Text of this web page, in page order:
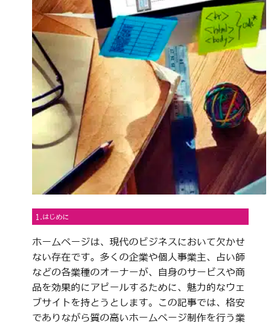
1.はじめに
ホームページは、現代のビジネスにおいて欠かせ
ない存在です。多くの企業や個人事業主、占い師
などの各業種のオーナーが、自身のサービスや商
品を効果的にアピールするために、魅力的なウェ
ブサイトを持とうとします。この記事では、格安
でありながら質の高いホームページ制作を行う業